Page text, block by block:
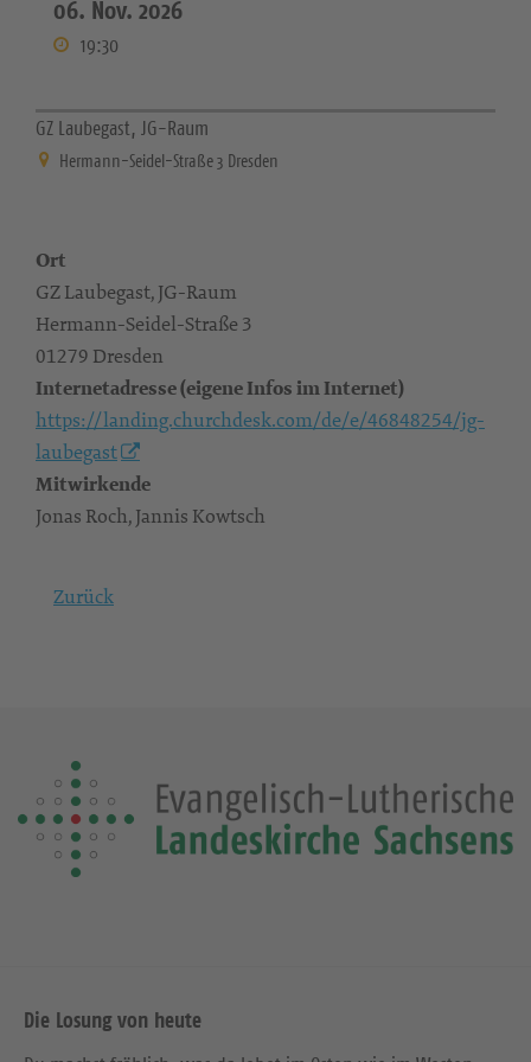
06. Nov. 2026
19:30
GZ Laubegast, JG-Raum
Hermann-Seidel-Straße 3 Dresden
Ort
GZ Laubegast, JG-Raum
Hermann-Seidel-Straße 3
01279 Dresden
Internetadresse (eigene Infos im Internet)
https://landing.churchdesk.com/de/e/46848254/jg-
laubegast
Mitwirkende
Jonas Roch, Jannis Kowtsch
Zurück
Die Losung von heute